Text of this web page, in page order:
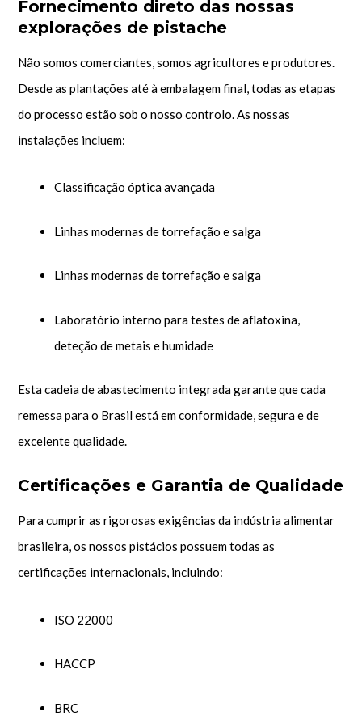
Fornecimento direto das nossas
explorações de pistache
Não somos comerciantes, somos agricultores e produtores.
Desde as plantações até à embalagem final, todas as etapas
do processo estão sob o nosso controlo. As nossas
instalações incluem:
Classificação óptica avançada
Linhas modernas de torrefação e salga
Linhas modernas de torrefação e salga
Laboratório interno para testes de aflatoxina,
deteção de metais e humidade
Esta cadeia de abastecimento integrada garante que cada
remessa para o Brasil está em conformidade, segura e de
excelente qualidade.
Certificações e Garantia de Qualidade
Para cumprir as rigorosas exigências da indústria alimentar
brasileira, os nossos pistácios possuem todas as
certificações internacionais, incluindo:
ISO 22000
HACCP
BRC